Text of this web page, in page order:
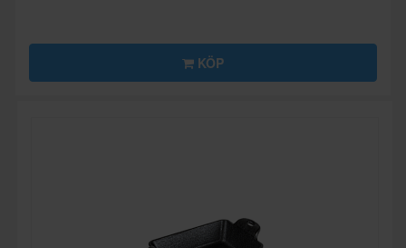
KÖP